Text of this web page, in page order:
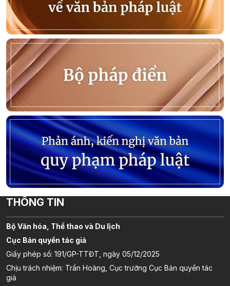
THÔNG TIN
Bộ Văn hóa, Thể thao và Du lịch
Cục Bản quyền tác giả
Giấy phép số: 191/GP-TTĐT, ngày 05/12/2025
Chịu trách nhiệm: Trần Hoàng, Cục trưởng Cục Bản quyền tác
giả